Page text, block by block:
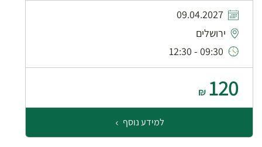
09.04.2027
ירושלים
09:30 - 12:30
120
₪
למידע נוסף